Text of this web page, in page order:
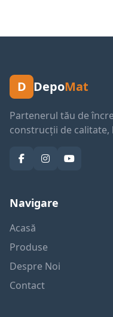
D DepoMat
Partenerul tău de
construcții de
Navigare
Acasă
Produse
Despre Noi
Contact